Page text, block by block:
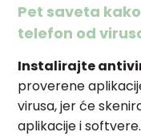
Pet saveta
telefon od
Instalirajte
proverene
virusa, jer će
aplikacije i softvere.